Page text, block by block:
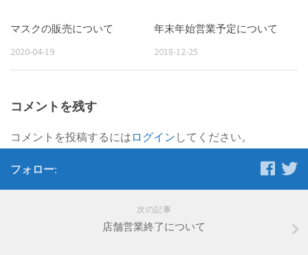
マスクの販売について
2020-04-19
年末年始営業予定について
2018-12-25
コメントを残す
コメントを投稿するには ログイン してください。
フォロー:
次の記事
店舗営業終了について